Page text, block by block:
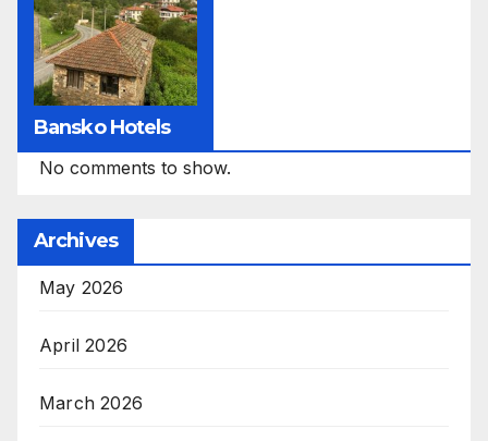
Bansko Hotels
No comments to show.
Archives
May 2026
April 2026
March 2026